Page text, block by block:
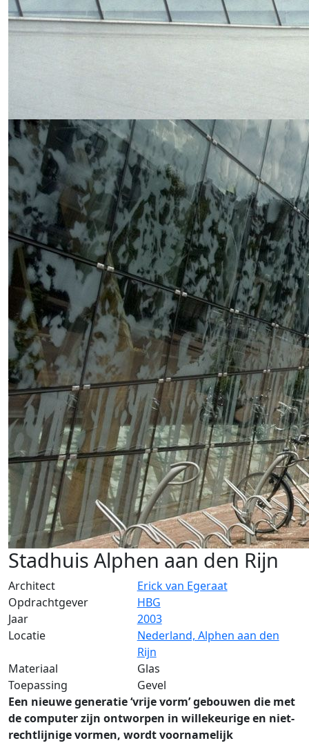
Stadhuis Alphen aan den Rijn
Architect
Erick van Egeraat
Opdrachtgever
HBG
Jaar
2003
Locatie
Nederland, Alphen aan den
Rijn
Materiaal
Glas
Toepassing
Gevel
Een nieuwe generatie ‘vrije vorm’ gebouwen die met
de computer zijn ontworpen in willekeurige en niet-
rechtlijnige vormen, wordt voornamelijk